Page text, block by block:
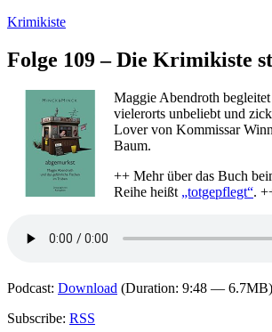
Zum
springen
Krimikiste
Folge 109 – Die Krimikiste
Maggie Abendroth
vielerorts unbeliebt und
Lover von Kommissar
Baum.
++ Mehr über das Buch
Reihe heißt „totgepflegt“.
Podcast: Download (Duration: 9:48 — 6.7MB)
Subscribe: RSS